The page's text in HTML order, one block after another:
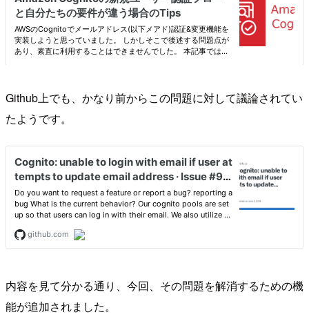
Github上でも、かなり前からこの問題に対して議論されてい
たようです。
内容を見て分かる通り、今回、その問題を解消するための機
能が追加されました。